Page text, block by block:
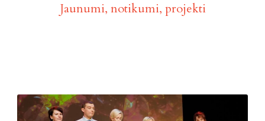
Jaunumi, notikumi, projekti